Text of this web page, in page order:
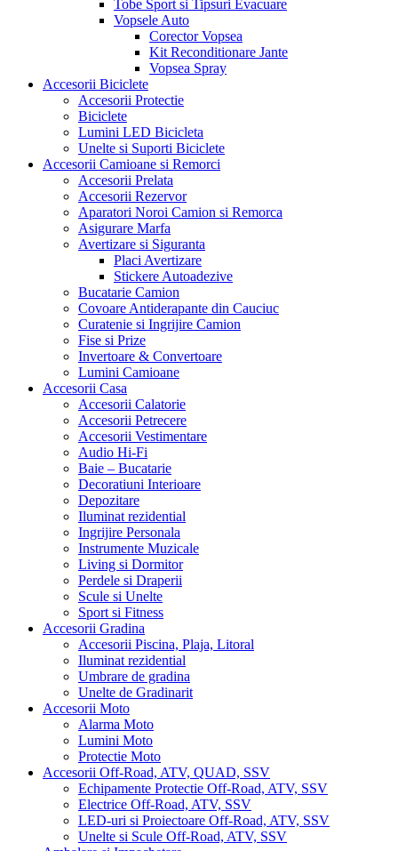
Tobe Sport si Tipsuri Evacuare
Vopsele Auto
Corector Vopsea
Kit Reconditionare Jante
Vopsea Spray
Accesorii Biciclete
Accesorii Protectie
Biciclete
Lumini LED Bicicleta
Unelte si Suporti Biciclete
Accesorii Camioane si Remorci
Accesorii Prelata
Accesorii Rezervor
Aparatori Noroi Camion si Remorca
Asigurare Marfa
Avertizare si Siguranta
Placi Avertizare
Stickere Autoadezive
Bucatarie Camion
Covoare Antiderapante din Cauciuc
Curatenie si Ingrijire Camion
Fise si Prize
Invertoare & Convertoare
Lumini Camioane
Accesorii Casa
Accesorii Calatorie
Accesorii Petrecere
Accesorii Vestimentare
Audio Hi-Fi
Baie – Bucatarie
Decoratiuni Interioare
Depozitare
Iluminat rezidential
Ingrijire Personala
Instrumente Muzicale
Living si Dormitor
Perdele si Draperii
Scule si Unelte
Sport si Fitness
Accesorii Gradina
Accesorii Piscina, Plaja, Litoral
Iluminat rezidential
Umbrare de gradina
Unelte de Gradinarit
Accesorii Moto
Alarma Moto
Lumini Moto
Protectie Moto
Accesorii Off-Road, ATV, QUAD, SSV
Echipamente Protectie Off-Road, ATV, SSV
Electrice Off-Road, ATV, SSV
LED-uri si Proiectoare Off-Road, ATV, SSV
Unelte si Scule Off-Road, ATV, SSV